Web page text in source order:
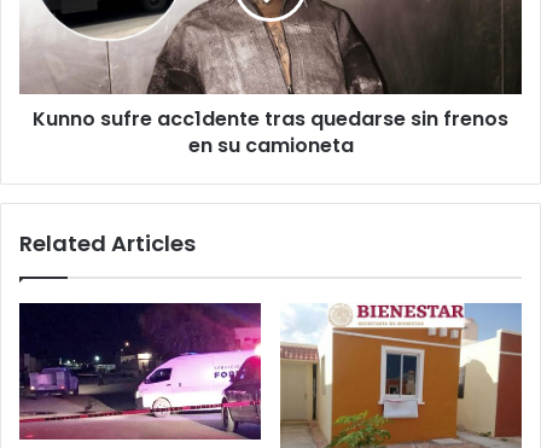
frenos
su
camioneta
Kunno sufre acc1dente tras quedarse sin frenos
en su camioneta
Related Articles